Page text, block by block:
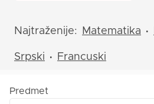
Najtraženije: Matematika •
Srpski • Francuski
Predmet